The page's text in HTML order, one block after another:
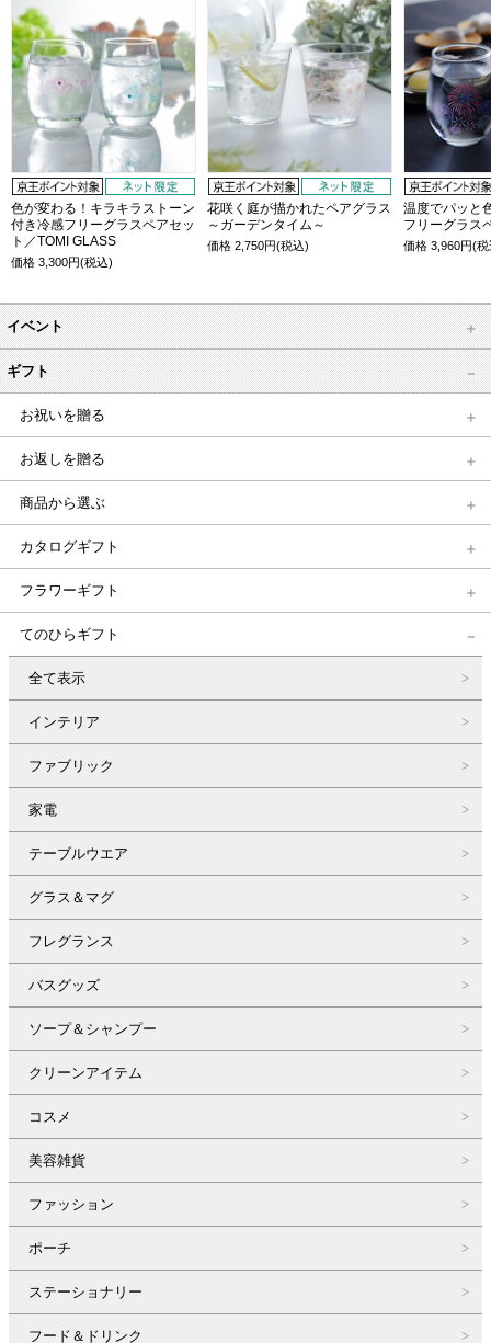
色が変わる！キラキラストーン
付き冷感フリーグラスペアセッ
ト／TOMI GLASS
価格 3,300円(税込)
花咲く庭が描かれたペアグラス
～ガーデンタイム～
価格2,750円(税込)
温度でパッと
フリーグラス
価格3,960円(
イベント
ギフト
お祝いを贈る
お返しを贈る
商品から選ぶ
カタログギフト
フラワーギフト
てのひらギフト
全て表示
インテリア
ファブリック
家電
テーブルウエア
グラス＆マグ
フレグランス
バスグッズ
ソープ＆シャンプー
クリーンアイテム
コスメ
美容雑貨
ファッション
ポーチ
ステーショナリー
フード＆ドリンク